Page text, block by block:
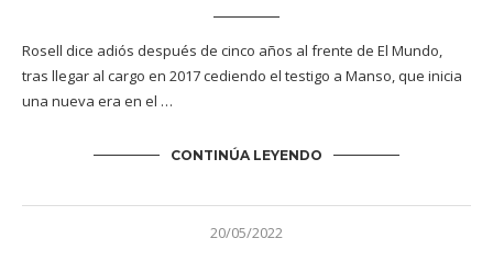
Rosell dice adiós después de cinco años al frente de El Mundo,
tras llegar al cargo en 2017 cediendo el testigo a Manso, que inicia
una nueva era en el …
CONTINÚA LEYENDO
20/05/2022